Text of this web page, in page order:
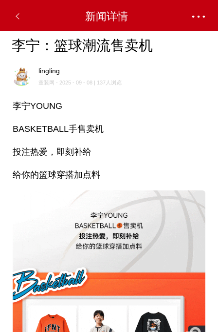
新闻详情
李宁：篮球潮流售卖机
lingling
童装网 - 2025 - 09 - 08 | 137人浏览
李宁YOUNG
BASKETBALL手售卖机
投注热爱，即刻补给
给你的篮球穿搭加点料